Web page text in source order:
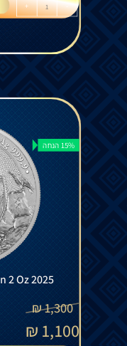
-
+
15% הנחה
2 Oz 2025
1,300
₪
1,100
₪